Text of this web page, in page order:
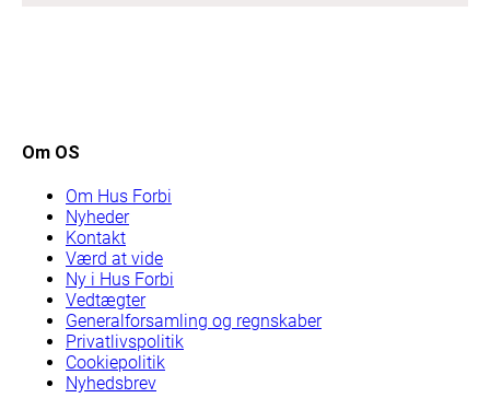
Om OS
Om Hus Forbi
Nyheder
Kontakt
Værd at vide
Ny i Hus Forbi
Vedtægter
Generalforsamling og regnskaber
Privatlivspolitik
Cookiepolitik
Nyhedsbrev